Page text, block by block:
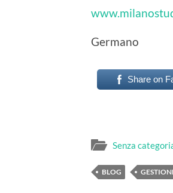
Germano
Share on
Senza
BLOG